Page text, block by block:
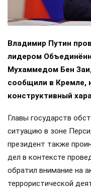
Владимир Путин
лидером
Мухаммедом Бен
сообщили в Кремле,
конструктивный
Главы государств
ситуацию в зоне
президент также
дел в контексте
обратил внимание на
террористической